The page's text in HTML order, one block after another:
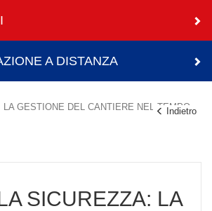
A DISTANZA
GESTIONE DEL CANTIERE NEL TEMPO
Indietro
SICUREZZA: LA